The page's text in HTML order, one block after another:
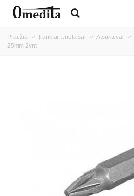
Pradžia > Įrankiai, prietaisai > Atsuktuvai >
25mm 2vnt